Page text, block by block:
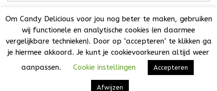
Candy Delicious 2018-2025© | All Rights Reserved. | KvK:
73032808 | BTW NL001776860B44 | Het is niet toegestaan
teksten, foto's of enig onderdeel van deze website over te
nemen of te verspreiden zonder uitdrukkelijke
Ontworpen door
Om Candy Delicious voor jou nog beter te maken, gebruiken
wij functionele en analytische cookies (en daarmee
vergelijkbare technieken). Door op ‘accepteren’ te klikken ga
je hiermee akkoord. Je kunt je cookievoorkeuren altijd weer
aanpassen.
Cookie instellingen Accepteren
Afwijzen